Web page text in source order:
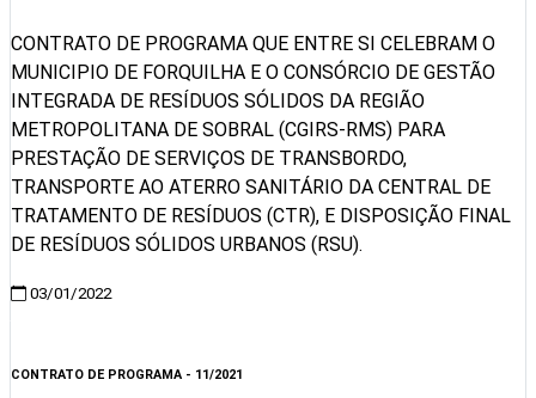
CONTRATO DE PROGRAMA QUE ENTRE SI CELEBRAM O
MUNICIPIO DE FORQUILHA E O CONSÓRCIO DE GESTÃO
INTEGRADA DE RESÍDUOS SÓLIDOS DA REGIÃO
METROPOLITANA DE SOBRAL (CGIRS-RMS) PARA
PRESTAÇÃO DE SERVIÇOS DE TRANSBORDO,
TRANSPORTE AO ATERRO SANITÁRIO DA CENTRAL DE
TRATAMENTO DE RESÍDUOS (CTR), E DISPOSIÇÃO FINAL
DE RESÍDUOS SÓLIDOS URBANOS (RSU).
03/01/2022
CONTRATO DE PROGRAMA - 11/2021